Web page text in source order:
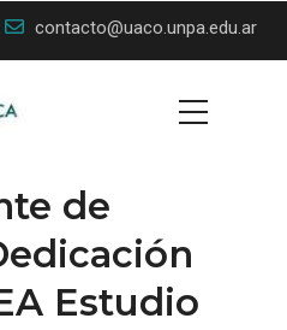
contacto@uaco.unpa.edu.ar
de
Estudio